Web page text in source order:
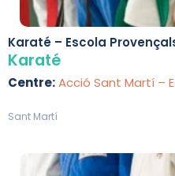
Karaté – Escola
Karaté
Centre:Acció Sant Martí –
Sant Martí